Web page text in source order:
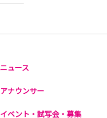
ニュース
アナウンサー
イベント・試写会・募集